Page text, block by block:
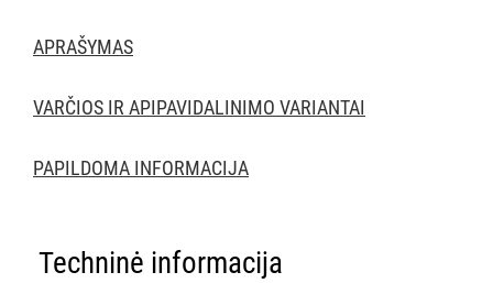
APRAŠYMAS
VARČIOS IR APIPAVIDALINIMO VARIANTAI
PAPILDOMA INFORMACIJA
Techninė informacija